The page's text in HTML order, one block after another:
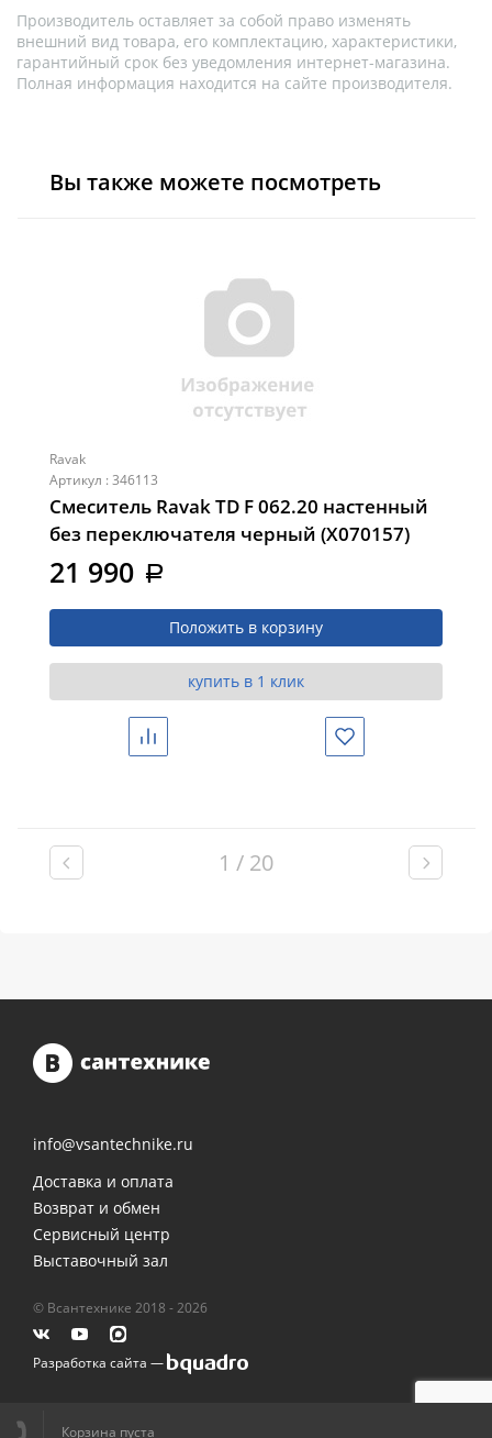
Производитель оставляет за собой право изменять
внешний вид товара, его комплектацию, характеристики,
гарантийный срок без уведомления интернет-магазина.
Полная информация находится на сайте производителя.
Вы также можете посмотреть
Ravak
Артикул : 346113
Смеситель Ravak TD F 062.20 настенный
без переключателя черный (X070157)
21 990 a
Положить в корзину
купить в 1 клик
Сравнить Избранное
1 / 20
Корзина пуста
info@vsantechnike.ru
Доставка и оплата
Возврат и обмен
Сервисный центр
Выставочный зал
© Всантехнике 2018 - 2026
Разработка сайта —